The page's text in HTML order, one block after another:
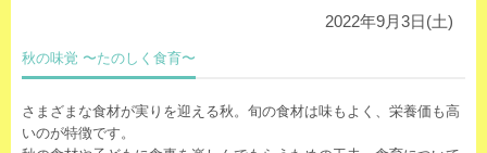
2022年9月3日(土)
秋の味覚 〜たのしく食育〜
さまざまな食材が実りを迎える秋。旬の食材は味もよく、栄養価も高
いのが特徴です。